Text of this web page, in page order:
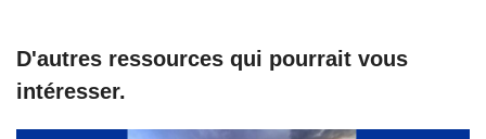
D'autres ressources qui pourrait vous
intéresser.